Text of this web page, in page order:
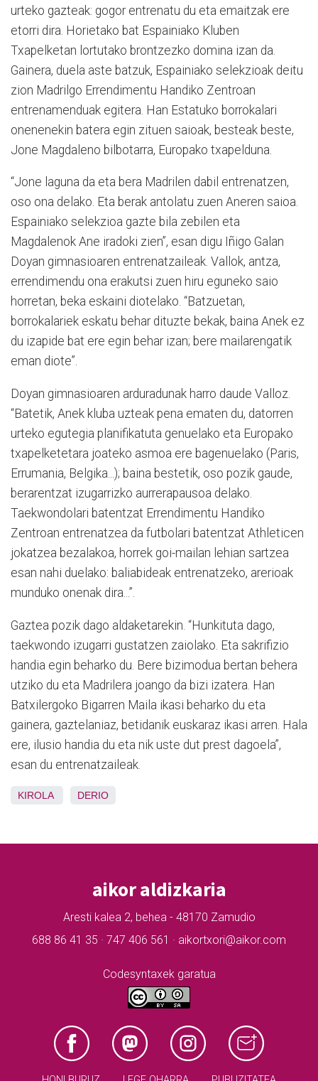
urteko gazteak: gogor entrenatu du eta emaitzak ere
etorri dira. Horietako bat Espainiako Kluben
Txapelketan lortutako brontzezko domina izan da.
Gainera, duela aste batzuk, Espainiako selekzioak deitu
zion Madrilgo Errendimentu Handiko Zentroan
entrenamenduak egitera. Han Estatuko borrokalari
onenenekin batera egin zituen saioak, besteak beste,
Jone Magdaleno bilbotarra, Europako txapelduna.
“Jone laguna da eta bera Madrilen dabil entrenatzen,
oso ona delako. Eta berak antolatu zuen Aneren saioa.
Espainiako selekzioa gazte bila zebilen eta
Magdalenok Ane iradoki zien”, esan digu Iñigo Galan
Doyan gimnasioaren entrenatzaileak. Vallok, antza,
errendimendu ona erakutsi zuen hiru eguneko saio
horretan, beka eskaini diotelako. “Batzuetan,
borrokalariek eskatu behar dituzte bekak, baina Anek ez
du izapide bat ere egin behar izan; bere mailarengatik
eman diote”.
Doyan gimnasioaren arduradunak harro daude Valloz.
“Batetik, Anek kluba uzteak pena ematen du, datorren
urteko egutegia planifikatuta genuelako eta Europako
txapelketetara joateko asmoa ere bagenuelako (Paris,
Errumania, Belgika...); baina bestetik, oso pozik gaude,
berarentzat izugarrizko aurrerapausoa delako.
Taekwondolari batentzat Errendimentu Handiko
Zentroan entrenatzea da futbolari batentzat Athleticen
jokatzea bezalakoa, horrek goi-mailan lehian sartzea
esan nahi duelako: baliabideak entrenatzeko, arerioak
munduko onenak dira...”.
Gaztea pozik dago aldaketarekin. “Hunkituta dago,
taekwondo izugarri gustatzen zaiolako. Eta sakrifizio
handia egin beharko du. Bere bizimodua bertan behera
utziko du eta Madrilera joango da bizi izatera. Han
Batxilergoko Bigarren Maila ikasi beharko du eta
gainera, gaztelaniaz, betidanik euskaraz ikasi arren. Hala
ere, ilusio handia du eta nik uste dut prest dagoela”,
esan du entrenatzaileak.
KIROLA DERIO
aikor aldizkaria
Aresti kalea 2, behea - 48170 Zamudio
688 86 41 35 · 747 406 561 · aikortxori@aikor.com
Codesyntaxek garatua